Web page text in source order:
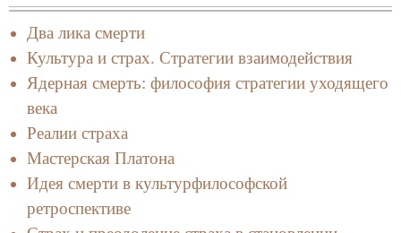
Два лика смерти
Культура и страх. Стратегии взаимодействия
Ядерная смерть: философия стратегии уходящего
века
Реалии страха
Мастерская Платона
Идея смерти в культурфилософской
ретроспективе